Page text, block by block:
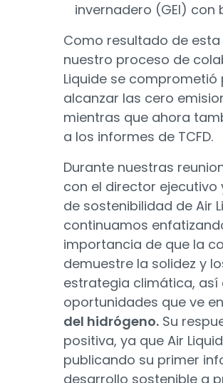
invernadero (GEI) con
Como resultado de
nuestro proceso de
Liquide se
alcanzar las cero
mientras que ahora
a los informes de TCFD.
Durante nuestras
con el director ejecutivo
de sostenibilidad de Air
continuamos
importancia de que la
demuestre la solidez y
estrategia climática, así
oportunidades que ve
del hidrógeno. Su
positiva, ya que Air
publicando su primer
desarrollo sostenible a